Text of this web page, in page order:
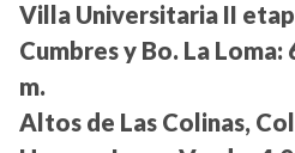
Villa Universitaria II
Cumbres y Bo. La Loma:
m.
Altos de Las Colinas,